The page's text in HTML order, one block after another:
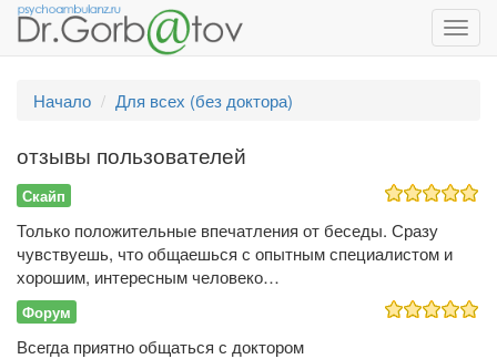
Начало
Для всех (без доктора)
отзывы пользователей
Скайп
Только положительные впечатления от беседы. Сразу
чувствуешь, что общаешься с опытным специалистом и
хорошим, интересным человеко…
Форум
Всегда приятно общаться с доктором